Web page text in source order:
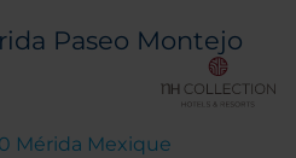
Paseo Montejo
Mérida Mexique